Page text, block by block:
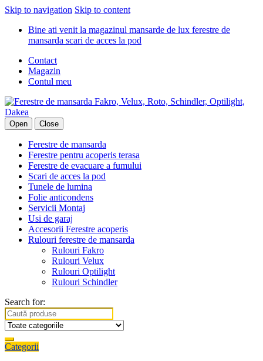
Skip to navigation Skip to content
Bine ati venit la magazinul mansarde de lux ferestre de
mansarda scari de acces la pod
Contact
Magazin
Contul meu
Open Close
Ferestre de mansarda
Ferestre pentru acoperis terasa
Ferestre de evacuare a fumului
Scari de acces la pod
Tunele de lumina
Folie anticondens
Servicii Montaj
Usi de garaj
Accesorii Ferestre acoperis
Rulouri ferestre de mansarda
Rulouri Fakro
Rulouri Velux
Rulouri Optilight
Rulouri Schindler
Search for:
Categorii